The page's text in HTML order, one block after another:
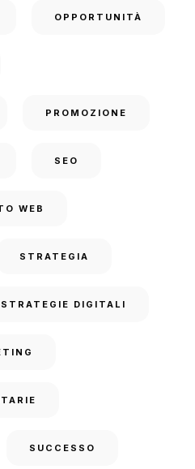
OPPORTUNITÀ
PROMOZIONE
SEO
WEB
STRATEGIA
STRATEGIE DIGITALI
SUCCESSO